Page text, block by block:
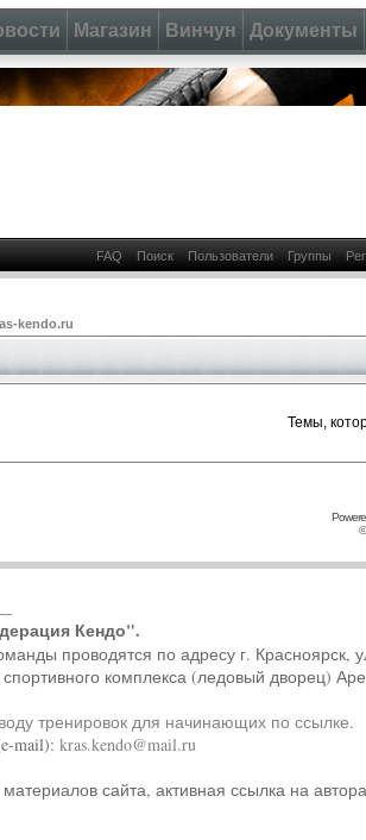
Магазин Винчун Документы
FAQ Поиск Пользователи Группы
kendo.ru
Темы,
Кендо".
проводятся по адресу г. Красноярск,
комплекса (ледовый дворец)
тренировок для начинающих по ссылке.
mail): kras.kendo@mail.ru
сайта, активная ссылка на